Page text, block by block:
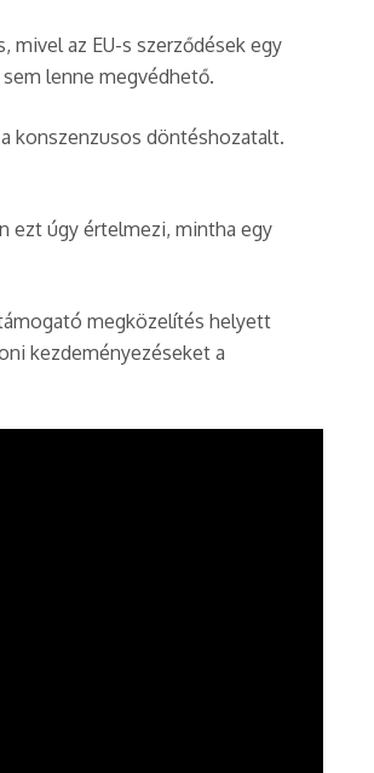
mivel az EU-s szerződések egy
lenne megvédhető.
konszenzusos döntéshozatalt.
ezt úgy értelmezi, mintha egy
megközelítés helyett
kezdeményezéseket a